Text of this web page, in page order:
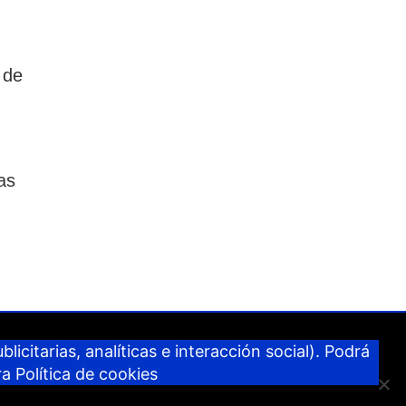
analíticas e interacción social). Podrá
Política de cookies